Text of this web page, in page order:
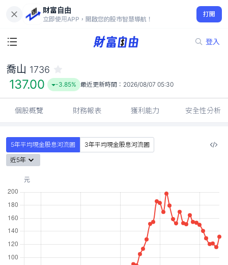
財富自由
立即使用APP，開啟您的股市智慧導航！
打開
登入
137.00
-3.85%
喬山 1736
137.00 -3.85% 最近更新時間： 2026/08/07 05:30
個股概覽 財務報表 獲利能力 安全性分析
5年平均現金股息河流圖
3年平均現金股息河流圖
近5年